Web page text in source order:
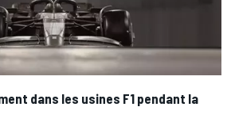
dans les usines F1 pendant la